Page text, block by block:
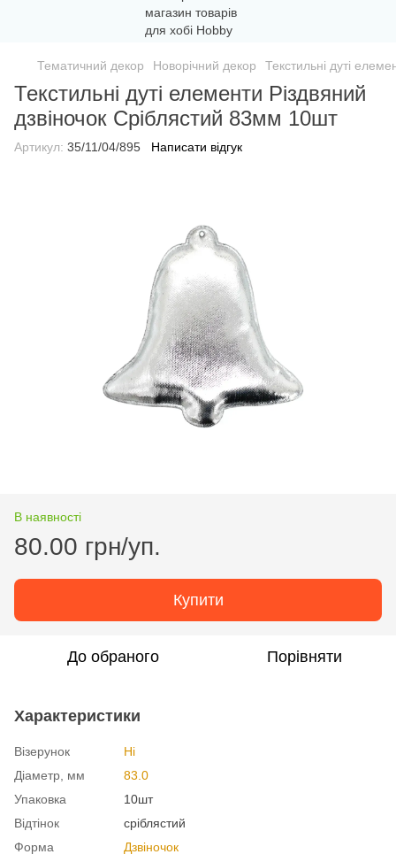
Тематичний декор Новорічний декор Текстильні дуті
Текстильні дуті елементи Різдвяний
дзвіночок Сріблястий 83мм 10шт
Артикул: 35/11/04/895 Написати відгук
В наявності
80.00 грн/уп.
Купити
До обраного Порівняти
Характеристики
Візерунок
Ні
Діаметр, мм
83.0
Упаковка
10шт
Відтінок
сріблястий
Форма
Дзвіночок